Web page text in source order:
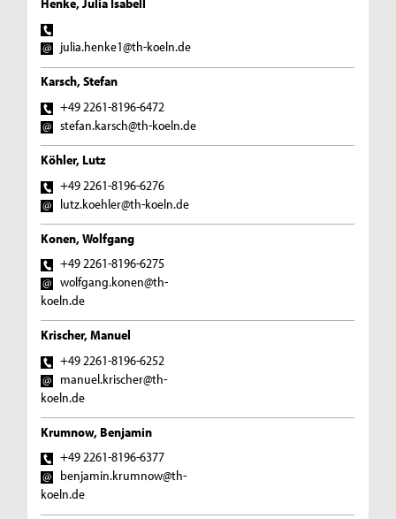
julia.henke1@th-koeln.de
Karsch, Stefan
+49 2261-8196-6472
stefan.karsch@th-koeln.de
Köhler, Lutz
+49 2261-8196-6276
lutz.koehler@th-koeln.de
Konen, Wolfgang
+49 2261-8196-6275
wolfgang.konen@th-
koeln.de
Krischer, Manuel
+49 2261-8196-6252
manuel.krischer@th-
koeln.de
Krumnow, Benjamin
+49 2261-8196-6377
benjamin.krumnow@th-
koeln.de